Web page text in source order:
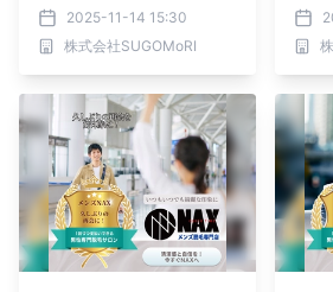
2025-11-14 15:30
株式会社SUGOMoRI
脱毛